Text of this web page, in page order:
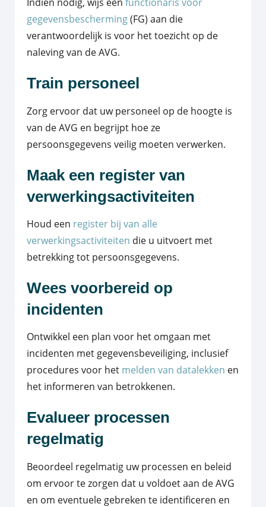
Indien nodig, wijs een functionaris voor
gegevensbescherming(FG) aan die
verantwoordelijk is voor het toezicht op de
naleving van de AVG.
Train personeel
Zorg ervoor dat uw personeel op de hoogte is
van de AVG en begrijpt hoe ze
persoonsgegevens veilig moeten verwerken.
Maak een register van
verwerkingsactiviteiten
Houd een register bij van alle
verwerkingsactiviteiten die u uitvoert met
betrekking tot persoonsgegevens.
Wees voorbereid op
incidenten
Ontwikkel een plan voor het omgaan met
incidenten met gegevensbeveiliging, inclusief
procedures voor het melden van datalekken en
het informeren van betrokkenen.
Evalueer processen
regelmatig
Beoordeel regelmatig uw processen en beleid
om ervoor te zorgen dat u voldoet aan de AVG
en om eventuele gebreken te identificeren en